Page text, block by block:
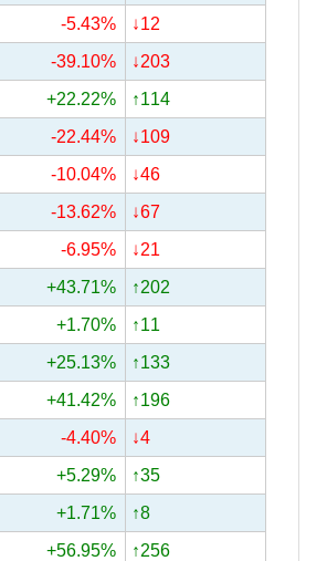
-5.43%
↓12
-39.10%
↓203
+22.22%
↑114
-22.44%
↓109
-10.04%
↓46
-13.62%
↓67
-6.95%
↓21
+43.71%
↑202
+1.70%
↑11
+25.13%
↑133
+41.42%
↑196
-4.40%
↓4
+5.29%
↑35
+1.71%
↑8
+56.95%
↑256